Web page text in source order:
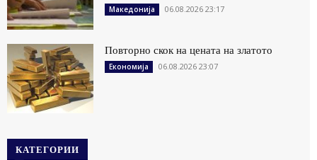
Македонија 06.08.2026 23:17
Повторно скок на цената на златото
Економија 06.08.2026 23:07
КАТЕГОРИИ